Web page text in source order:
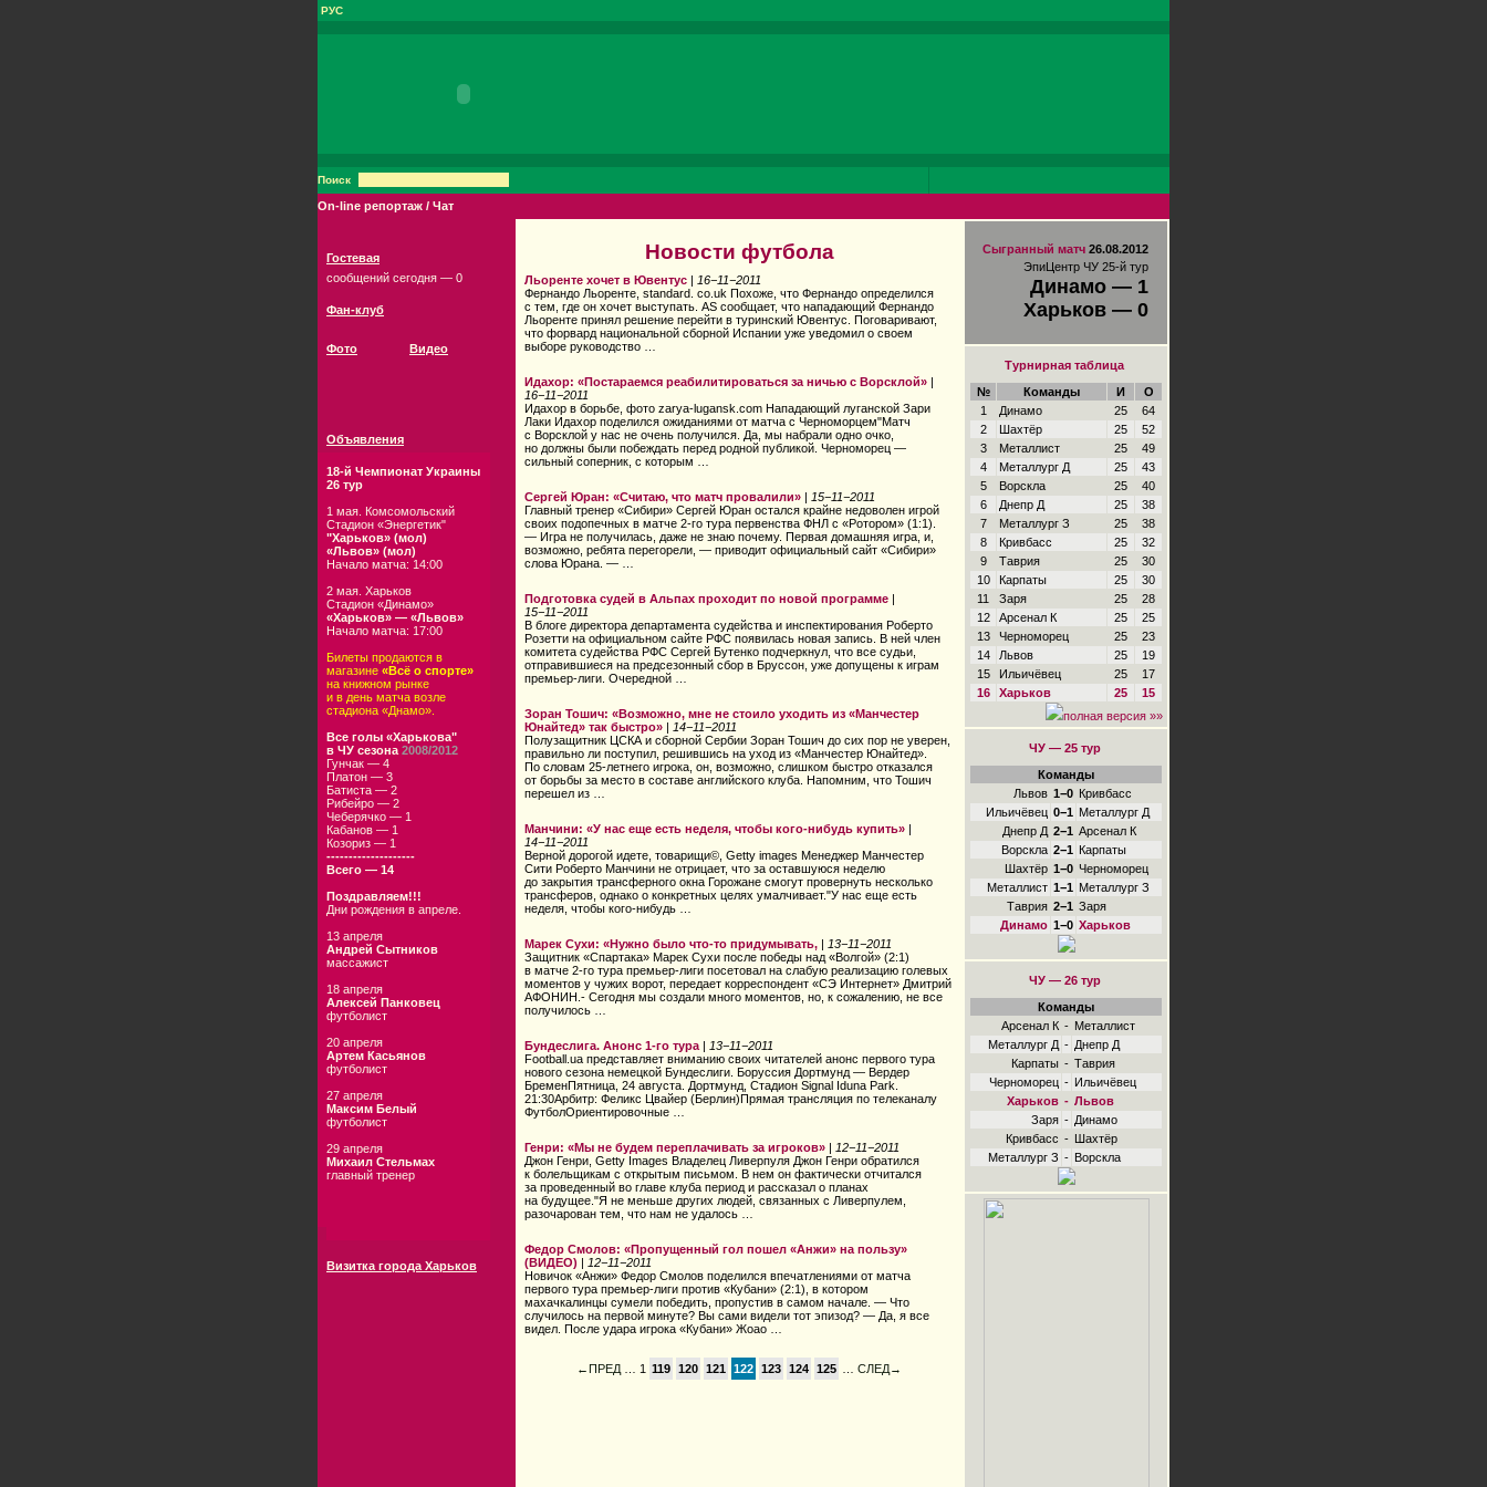
РУС
Поиск
On-line репортаж / Чат
Гостевая
сообщений сегодня — 0
Фан-клуб
Фото Видео
Объявления
18-й Чемпионат Украины
26 тур
1 мая. Комсомольский
Стадион «Энергетик"
"Харьков» (мол)
«Львов» (мол)
Начало матча: 14:00
2 мая. Харьков
Стадион «Динамо»
«Харьков» — «Львов»
Начало матча: 17:00
Билеты продаются в
магазине «Всё о спорте»
на книжном рынке
и в день матча возле
стадиона «Днамо».
Все голы «Харькова"
в ЧУ сезона 2008/2012
Гунчак — 4
Платон — 3
Батиста — 2
Рибейро — 2
Чеберячко — 1
Кабанов — 1
Козориз — 1
--------------------
Всего — 14
Поздравляем!!!
Дни рождения в апреле.
13 апреля
Андрей Сытников
массажист
18 апреля
Алексей Панковец
футболист
20 апреля
Артем Касьянов
футболист
27 апреля
Максим Белый
футболист
29 апреля
Михаил Стельмах
главный тренер
Визитка города Харьков
Новости футбола
Льоренте хочет в Ювентус | 16−11−2011
Фернандо Льоренте, standard. co.uk Похоже, что Фернандо определился
с тем, где он хочет выступать. AS сообщает, что нападающий Фернандо
Льоренте принял решение перейти в туринский Ювентус. Поговаривают,
что форвард национальной сборной Испании уже уведомил о своем
выборе руководство …
Идахор: «Постараемся реабилитироваться за ничью с Ворсклой» |
16−11−2011
Идахор в борьбе, фото zarya-lugansk.com Нападающий луганской Зари
Лаки Идахор поделился ожиданиями от матча с Черноморцем"Матч
с Ворсклой у нас не очень получился. Да, мы набрали одно очко,
но должны были побеждать перед родной публикой. Черноморец —
сильный соперник, с которым …
Сергей Юран: «Считаю, что матч провалили» | 15−11−2011
Главный тренер «Сибири» Сергей Юран остался крайне недоволен игрой
своих подопечных в матче 2-го тура первенства ФНЛ с «Ротором» (1:1).
— Игра не получилась, даже не знаю почему. Первая домашняя игра, и,
возможно, ребята перегорели, — приводит официальный сайт «Сибири»
слова Юрана. — …
Подготовка судей в Альпах проходит по новой программе |
15−11−2011
В блоге директора департамента судейства и инспектирования Роберто
Розетти на официальном сайте РФС появилась новая запись. В ней член
комитета судейства РФС Сергей Бутенко подчеркнул, что все судьи,
отправившиеся на предсезонный сбор в Бруссон, уже допущены к играм
премьер-лиги. Очередной …
Зоран Тошич: «Возможно, мне не стоило уходить из «Манчестер
Юнайтед» так быстро» | 14−11−2011
Полузащитник ЦСКА и сборной Сербии Зоран Тошич до сих пор не уверен,
правильно ли поступил, решившись на уход из «Манчестер Юнайтед».
По словам 25-летнего игрока, он, возможно, слишком быстро отказался
от борьбы за место в составе английского клуба. Напомним, что Тошич
перешел из …
Манчини: «У нас еще есть неделя, чтобы кого-нибудь купить» |
14−11−2011
Верной дорогой идете, товарищи©, Getty images Менеджер Манчестер
Сити Роберто Манчини не отрицает, что за оставшуюся неделю
до закрытия трансферного окна Горожане смогут провернуть несколько
трансферов, однако о конкретных целях умалчивает."У нас еще есть
неделя, чтобы кого-нибудь …
Марек Сухи: «Нужно было что-то придумывать, | 13−11−2011
Защитник «Спартака» Марек Сухи после победы над «Волгой» (2:1)
в матче 2-го тура премьер-лиги посетовал на слабую реализацию голевых
моментов у чужих ворот, передает корреспондент «СЭ Интернет» Дмитрий
АФОНИН.- Сегодня мы создали много моментов, но, к сожалению, не все
получилось …
Бундеслига. Анонс 1-го тура | 13−11−2011
Football.ua представляет вниманию своих читателей анонс первого тура
нового сезона немецкой Бундеслиги. Боруссия Дортмунд — Вердер
БременПятница, 24 августа. Дортмунд, Стадион Signal Iduna Park.
21:30Арбитр: Феликс Цвайер (Берлин)Прямая трансляция по телеканалу
ФутболОриентировочные …
Генри: «Мы не будем переплачивать за игроков» | 12−11−2011
Джон Генри, Getty Images Владелец Ливерпуля Джон Генри обратился
к болельщикам с открытым письмом. В нем он фактически отчитался
за проведенный во главе клуба период и рассказал о планах
на будущее."Я не меньше других людей, связанных с Ливерпулем,
разочарован тем, что нам не удалось …
Федор Смолов: «Пропущенный гол пошел «Анжи» на пользу»
(ВИДЕО) | 12−11−2011
Новичок «Анжи» Федор Смолов поделился впечатлениями от матча
первого тура премьер-лиги против «Кубани» (2:1), в котором
махачкалинцы сумели победить, пропустив в самом начале. — Что
случилось на первой минуте? Вы сами видели тот эпизод? — Да, я все
видел. После удара игрока «Кубани» Жоао …
←ПРЕД … 1 119 120 121 122 123 124 125 СЛЕД→
Сыгранный матч 26.08.2012
ЭпиЦентр ЧУ 25-й тур
Динамо — 1
Харьков — 0
Турнирная таблица
№ Команды И
О
1
Динамо 25
64
2
Шахтёр 25
52
3
Металлист 25
49
4
Металлург Д 25
43
5
Ворскла 25
40
6
Днепр Д 25
38
7
Металлург З 25
38
8
Кривбасс 25
32
9
Таврия 25
30
10
Карпаты 25
30
11
Заря 25
28
12
Арсенал К 25
25
13
Черноморец 25
23
14
Львов 25
19
15
Ильичёвец 25
17
16
Харьков 25
15
полная версия »»
ЧУ — 25 тур
Команды
Львов 1−0 Кривбасс
Ильичёвец 0−1 Металлург Д
Днепр Д 2−1 Арсенал К
Ворскла 2−1 Карпаты
Шахтёр 1−0 Черноморец
Металлист 1−1 Металлург З
Таврия 2−1 Заря
Динамо 1−0 Харьков
ЧУ — 26 тур
Команды
Арсенал К - Металлист
Металлург Д - Днепр Д
Карпаты - Таврия
Черноморец - Ильичёвец
Харьков - Львов
Заря - Динамо
Кривбасс - Шахтёр
Металлург З - Ворскла